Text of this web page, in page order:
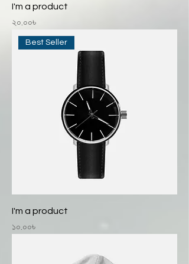
I'm a product
Price
২০.০০৳
Best Seller
I'm a product
Price
১০.০০৳